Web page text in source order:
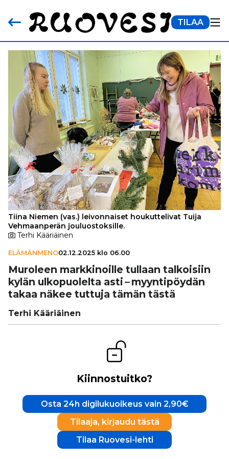
TILAA
Tiina Niemen (vas.) leivonnaiset houkuttelivat Tuija
Vehmaanperän jouluostoksille.
Terhi Kääriäinen
ELÄMÄNMENO02.12.2025 klo 06.00
Muroleen mark­ki­noille tullaan tal­koi­siin
kylän ulko­puo­lelta asti – myyn­ti­pöy­dän
takaa näkee tuttuja tämän tästä
Terhi Kääriäinen
Kiinnostuitko?
Osta 24h digilukuoikeus vain 2,90€
Tilaaja, kirjaudu tästä
Tilaa Ruovesi-lehti